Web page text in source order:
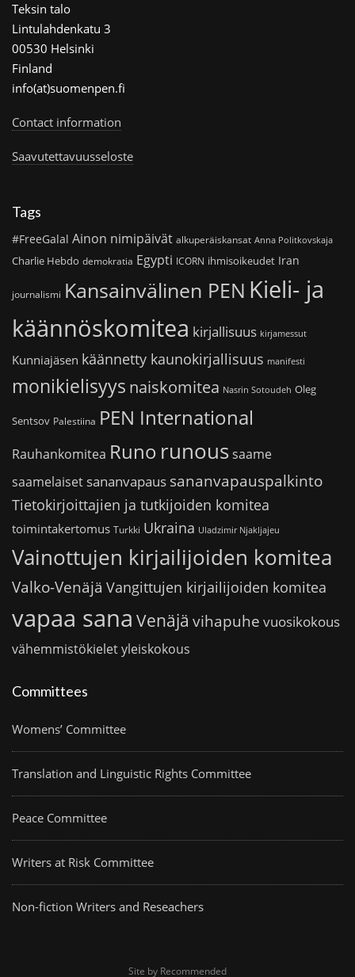
Teksin talo
Lintulahdenkatu 3
00530 Helsinki
Finland
info(at)suomenpen.fi
Contact information
Saavutettavuusseloste
Tags
#FreeGalal Ainon nimipäivät alkuperäiskansat Anna Politkovskaja
Charlie Hebdo demokratia Egypti ICORN ihmisoikeudet Iran
journalismi Kansainvälinen PEN Kieli- ja
käännöskomitea kirjallisuus kirjamessut
Kunniajäsen käännetty kaunokirjallisuus manifesti
monikielisyys naiskomitea Nasrin Sotoudeh Oleg
Sentsov Palestiina PEN International
Rauhankomitea Runo runoussaame
saamelaiset sananvapaus sananvapauspalkinto
Tietokirjoittajien ja tutkijoiden komitea
toimintakertomus Turkki Ukraina Uladzimir Njakljajeu
Vainottujen kirjailijoiden komitea
Valko-Venäjä Vangittujen kirjailijoiden komitea
vapaa sana Venäjä vihapuhe vuosikokous
vähemmistökieletyleiskokous
Committees
Womens’ Committee
Translation and Linguistic Rights Committee
Peace Committee
Writers at Risk Committee
Non-fiction Writers and Reseachers
Site by Recommended